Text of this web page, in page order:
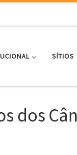
SÍTIOS
dos